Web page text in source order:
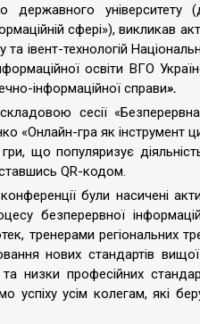
державного
сфері»), викликав
івент-технологій
освіти ВГО
інформаційної справи».
сесії
«Онлайн-гра як інструмент
що популяризує
QR-кодом.
були насичені
безперервної
тренерами регіональних
нових стандартів
низки професійних
успіху усім колегам, які